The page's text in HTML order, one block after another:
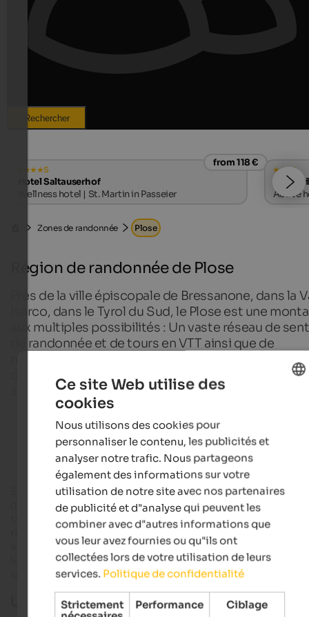
Rechercher
s
from 118 €
Hotel Saltauserhof
Wellness hotel | St. Martin in Passeier
Hotel
Active
Zones de randonnée Plose
Région de randonnée de Plose
Près de la ville épiscopale de Bressanone, dans la
Isarco, dans le Tyrol du Sud, le Plose est une
aux multiples possibilités : Un vaste réseau de
de randonnée et de tours en VTT ainsi que de
nombreuses attractions comme le Plose Looping
descente en VTT font du Plose une destination
appréciée des petits et des grands vacanciers
Hôtels de randonnée dans le Tyrol du Sud
En hiver, ledomaine skiable de Plosemarque des points avec
des pistes parfaitement préparées et la piste de luge
tandis qu'en été, Plose enthousiasme en tant que région de
randonnée et de VTT facilement accessible
et avec une offre
aux multiples facettes. Les enfants entreprenants y trouvent
leur compte, tout comme les amoureux de la nature ou les
sportifs en quête d'exercice.
Un paradis de la montagne varié
Ce site Web utilise des
cookies
Nous utilisons des cookies pour
personnaliser le contenu, les publicités et
analyser notre trafic. Nous partageons
également des informations sur votre
utilisation de notre site avec nos partenaires
de publicité et d"analyse qui peuvent les
combiner avec d"autres informations que
vous leur avez fournies ou qu"ils ont
collectées lors de votre utilisation de leurs
services. Politique de confidentialité
Strictement
Performance Ciblage